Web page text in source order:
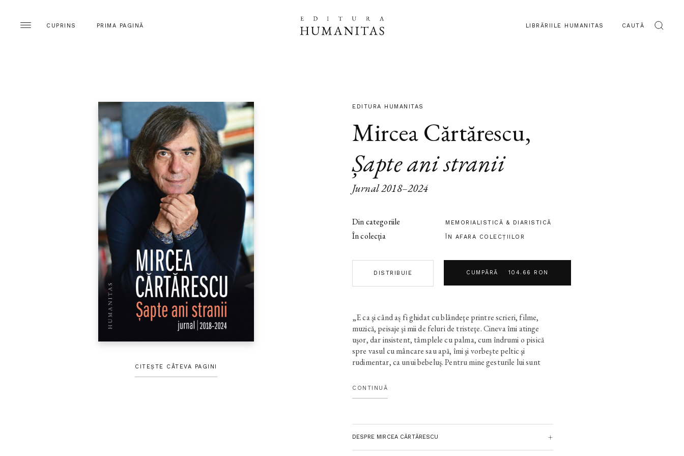
CUPRINS PRIMA PAGINĂ LIBRĂRIILE HUMANITAS CAUTĂ
CITEȘTE CÂTEVA PAGINI
EDITURA HUMANITAS
Mircea Cărtărescu,
Șapte ani stranii
Jurnal 2018–2024
Din categoriile MEMORIALISTICĂ & DIARISTICĂ
În colecția ÎN AFARA COLECŢIILOR
DISTRIBUIE CUMPĂRĂ 104.66 RON
„E ca şi când aș fi ghidat cu blândeţe printre scrieri, filme,
muzică, peisaje şi mii de feluri de tristeţe. Cineva îmi atinge
uşor, dar insistent, tâmplele cu palma, cum îndrumi o pisică
spre vasul cu mâncare sau apă, îmi şi vorbeşte peltic şi
rudimentar, ca unui bebeluş. Pentru mine gesturile lui sunt
ca de un tunet. Mi se impune ce să citesc, ce să ascult, dar de
atâtea porunci (cele câteva trilioane scrise pe plăcile de
care nu se-mbină, fiindcă cele mai multe sunt din materie-
ntunecată. Iar dacă nu se-mbină-n mintea mea, nu se-mbină nici
CONTINUĂ
DESPRE MIRCEA CĂRTĂRESCU